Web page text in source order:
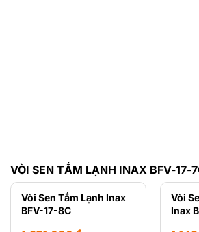
VÒI SEN TẮM LẠNH INAX BFV-17-
Vòi Sen Tắm Lạnh Inax
BFV-17-8C
Vòi
Inax